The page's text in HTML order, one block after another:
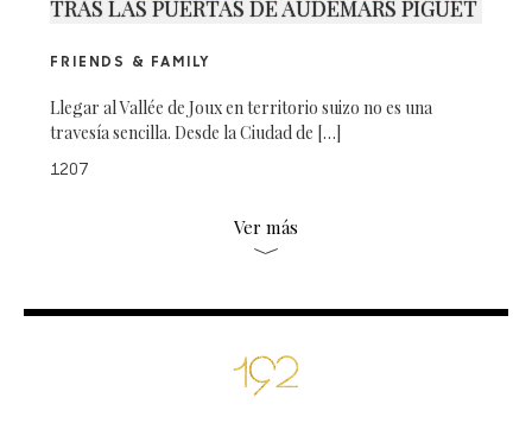
TRAS LAS PUERTAS DE AUDEMARS PIGUET
FRIENDS & FAMILY
Llegar al Vallée de Joux en territorio suizo no es una
travesía sencilla. Desde la Ciudad de […]
1207
Ver más